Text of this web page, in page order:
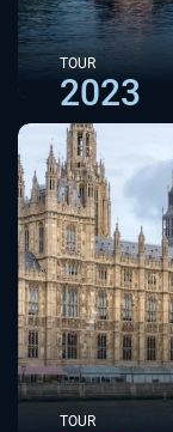
TOUR
2023
TOUR